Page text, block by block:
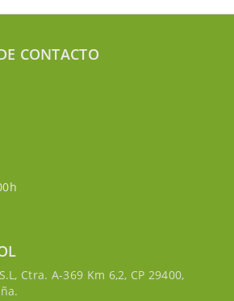
CONTACTO
Ctra. A-369 Km 6,2, CP 29400,